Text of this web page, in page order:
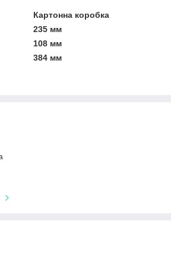
Картонна коробка
235 мм
108 мм
384 мм